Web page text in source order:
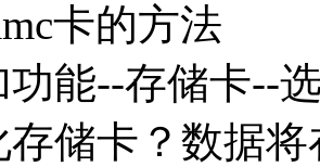
卡的方法
能--存储卡--
存储卡？数据